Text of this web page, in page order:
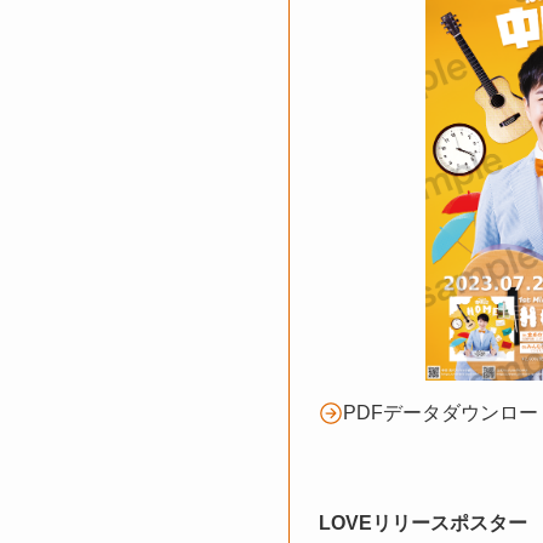
PDFデータダウンロー
LOVEリリースポスター